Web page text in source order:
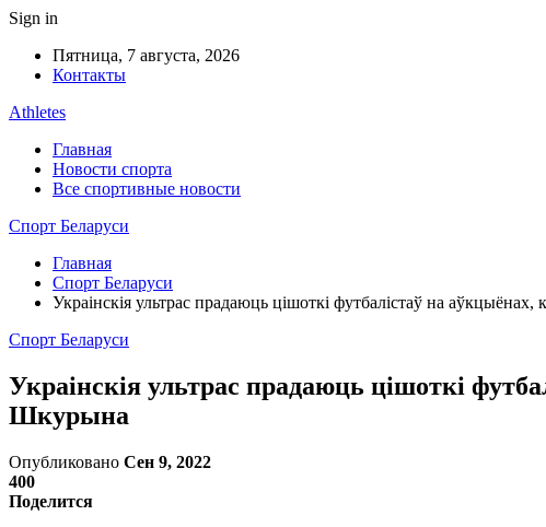
Sign in
Пятница, 7 августа, 2026
Контакты
Athletes
Главная
Новости спорта
Все спортивные новости
Спорт Беларуси
Главная
Спорт Беларуси
Украінскія ультрас прадаюць цішоткі футбалістаў на
Спорт Беларуси
Украінскія ультрас прадаюць цішоткі
Шкурына
Опубликовано Сен 9, 2022
400
Поделится